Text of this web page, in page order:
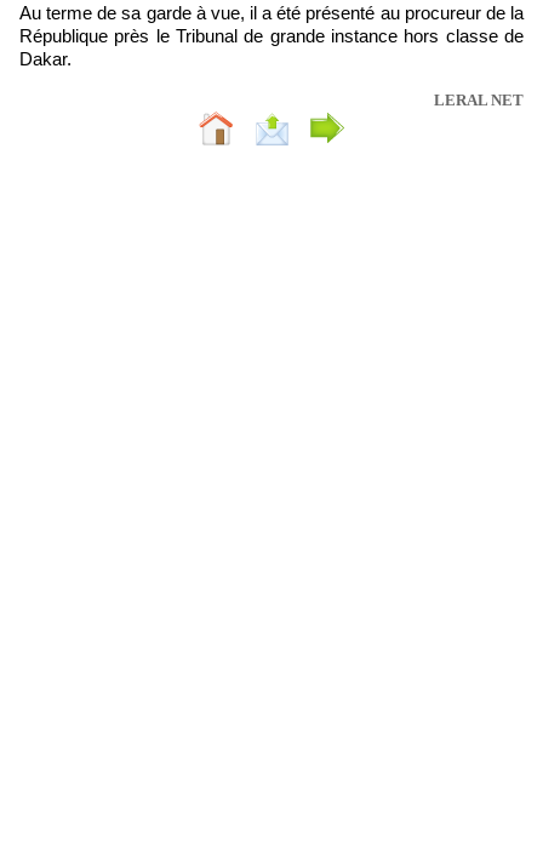
Au terme de sa garde à vue, il a été présenté au procureur de la
République près le Tribunal de grande instance hors classe de
Dakar.
LERAL NET